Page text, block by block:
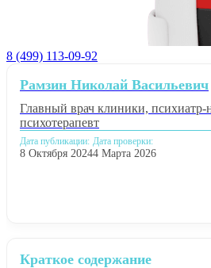
8 (499) 113-09-92
Краткое содержание
Рамзин Николай Васильевич
Главный врач клиники, психиатр-
психотерапевт
Дата публикации:
8 Октября 2024
Дата проверки:
4 Марта 2026